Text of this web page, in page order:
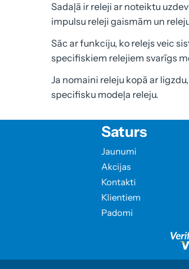
Sadaļā ir releji ar noteiktu
impulsu releji gaismām un
Sāc ar funkciju, ko relejs veic
specifiskiem relejiem svarīgs
Ja nomaini releju kopā ar
specifisku modeļa releju.
Saturs
Jaunumi
Akcijas
Kontakti
Klientiem
Padomi